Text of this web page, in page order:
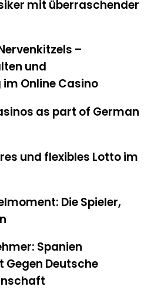
mit überraschender
–
und
Online Casino
as part of German
und flexibles Lotto im
Die Spieler,
Spanien
Deutsche